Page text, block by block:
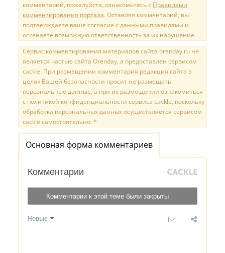
комментарий, пожалуйста, ознакомьтесь с Правилами
комментирования портала. Оставляя комментарий, вы
подтверждаете ваше согласие с данными правилами и
осознаете возможную ответственность за их нарушение.
Сервис комментирования материалов сайта orenday.ru не
является частью сайта Orenday, а предоставлен сервисом
cackle. При размещении комментария редакция сайта в
целях Вашей безопасности просит не размещать
персональные данные, а при их размещении ознакомиться
с политикой конфиденциальности сервиса cackle, поскольку
обработка персональных данных осуществляется сервисом
cackle самостоятельно. *
Основная форма комментариев
Комментарии
Комментарии к этой теме были закрыты
Новые